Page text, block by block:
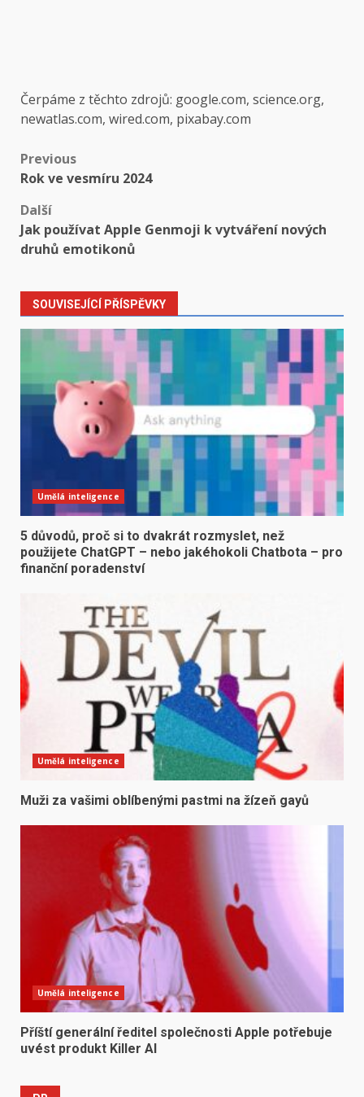
Čerpáme z těchto zdrojů: google.com, science.org,
newatlas.com, wired.com, pixabay.com
Post
Previous
Rok ve vesmíru 2024
Další
Jak používat Apple Genmoji k vytváření nových
druhů emotikonů
SOUVISEJÍCÍ PŘÍSPĚVKY
Umělá inteligence
5 důvodů, proč si to dvakrát rozmyslet, než
použijete ChatGPT – nebo jakéhokoli Chatbota – pro
finanční poradenství
Umělá inteligence
Muži za vašimi oblíbenými pastmi na žízeň gayů
Umělá inteligence
Příští generální ředitel společnosti Apple potřebuje
uvést produkt Killer AI